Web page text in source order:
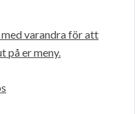
med varandra för att
på er meny.